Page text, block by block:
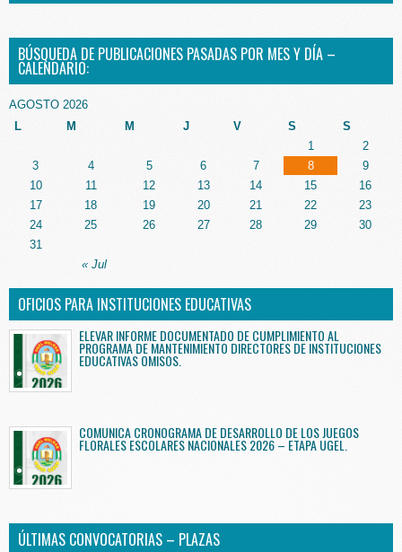
BÚSQUEDA DE PUBLICACIONES PASADAS POR MES Y DÍA –
CALENDARIO:
AGOSTO 2026
L
M M J V S S
« Jul
1
2
3
4 5 6 7 8
9
10
11 12 13 14 15
16
17
18 19 20 21 22
23
24
25 26 27 28 29
30
31
OFICIOS PARA INSTITUCIONES EDUCATIVAS
ELEVAR INFORME DOCUMENTADO DE CUMPLIMIENTO AL
PROGRAMA DE MANTENIMIENTO DIRECTORES DE INSTITUCIONES
EDUCATIVAS OMISOS.
COMUNICA CRONOGRAMA DE DESARROLLO DE LOS JUEGOS
FLORALES ESCOLARES NACIONALES 2026 – ETAPA UGEL.
ÚLTIMAS CONVOCATORIAS – PLAZAS